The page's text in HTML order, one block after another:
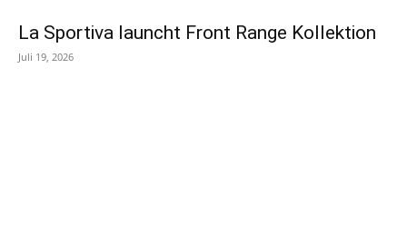
La Sportiva launcht Front Range Kollektion
Juli 19, 2026